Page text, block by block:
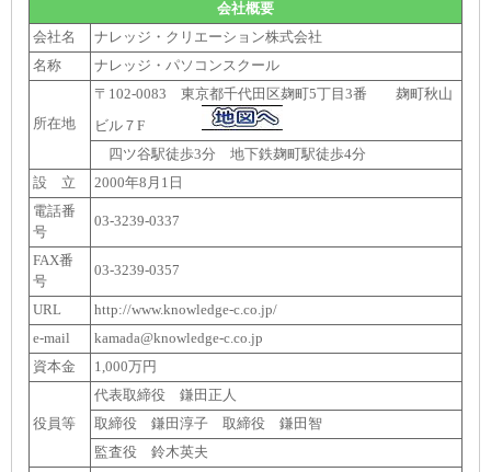
会社概要
会社名
ナレッジ・クリエーション株式会社
名称
ナレッジ・パソコンスクール
所在地
〒102-0083 東京都千代田区麹町5丁目3番 麹町秋山
ビル７F
四ツ谷駅徒歩3分 地下鉄麹町駅徒歩4分
設 立
2000年8月1日
電話番
号
03-3239-0337
FAX番
号
03-3239-0357
URL
http://www.knowledge-c.co.jp/
e-mail
kamada@knowledge-c.co.jp
資本金
1,000万円
役員等
代表取締役 鎌田正人
取締役 鎌田淳子 取締役 鎌田智
監査役 鈴木英夫